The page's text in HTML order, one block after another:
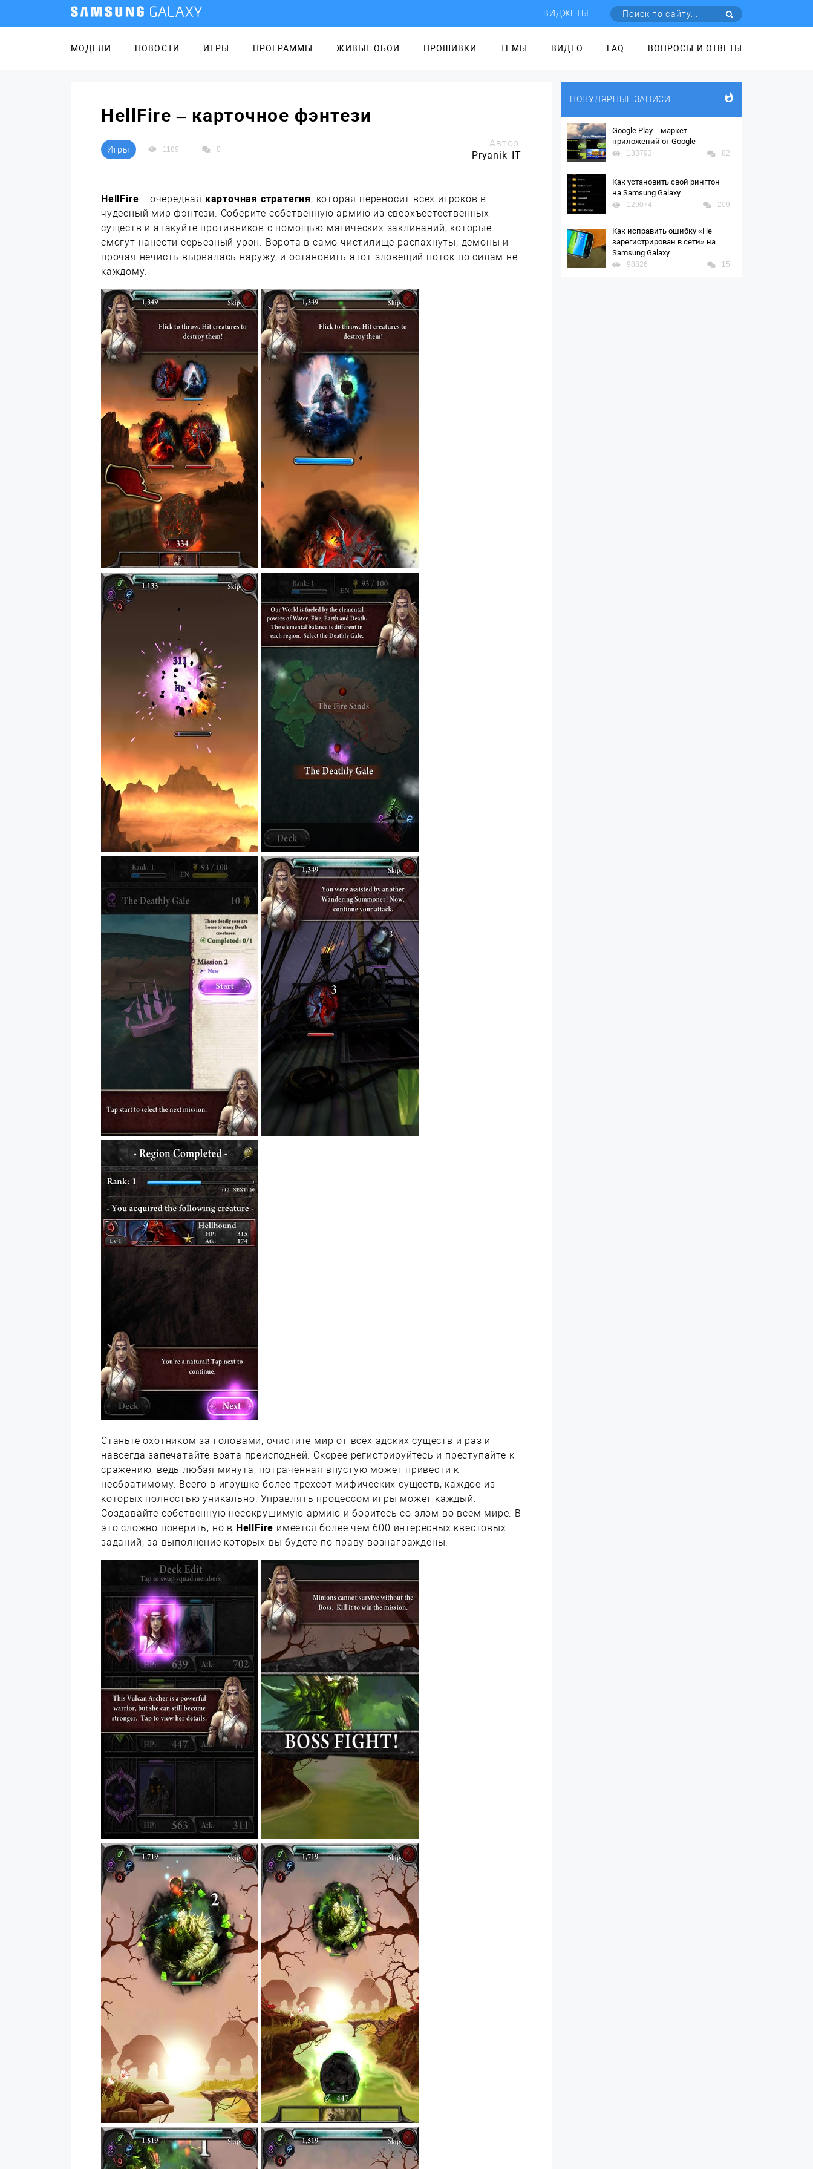
ВИДЖЕТЫ
МОДЕЛИ НОВОСТИ ИГРЫ ПРОГРАММЫ ЖИВЫЕ ОБОИ ПРОШИВКИ ТЕМЫ ВИДЕО FAQ ВОПРОСЫ И ОТВЕТЫ
HellFire – карточное фэнтези
Игры 1189 0
Автор:
Pryanik_IT
HellFire – очередная карточная стратегия, которая переносит всех игроков в
чудесный мир фэнтези. Соберите собственную армию из сверхъестественных
существ и атакуйте противников с помощью магических заклинаний, которые
смогут нанести серьезный урон. Ворота в само чистилище распахнуты, демоны и
прочая нечисть вырвалась наружу, и остановить этот зловещий поток по силам не
каждому.
Станьте охотником за головами, очистите мир от всех адских существ и раз и
навсегда запечатайте врата преисподней. Скорее регистрируйтесь и преступайте к
сражению, ведь любая минута, потраченная впустую может привести к
необратимому. Всего в игрушке более трехсот мифических существ, каждое из
которых полностью уникально. Управлять процессом игры может каждый.
Создавайте собственную несокрушимую армию и боритесь со злом во всем мире. В
это сложно поверить, но в HellFire имеется более чем 600 интересных квестовых
заданий, за выполнение которых вы будете по праву вознаграждены.
ПОПУЛЯРНЫЕ ЗАПИСИ
Google Play – маркет
приложений от Google
133793 82
Как установить свой рингтон
на Samsung Galaxy
129074 209
Как исправить ошибку «Не
зарегистрирован в сети» на
Samsung Galaxy
98826 15